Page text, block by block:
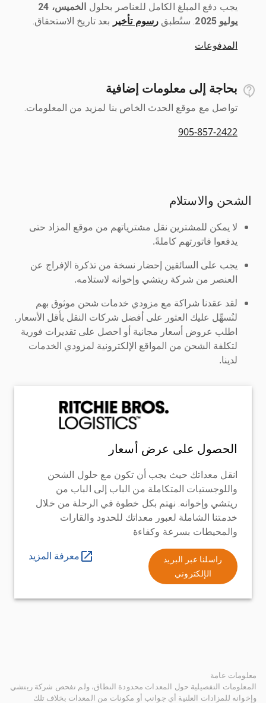
يجب دفع المبلغ الكامل للعناصر بحلول ‎
الخميس، 24
يوليو 2025
رسوم تأخير بعد تاريخ الاستحقاق.
المدفوعات
بحاجة إلى معلومات إضافية
تواصل مع موقع الحدث الخاص بنا لمزيد من المعلومات.
905-857-2422
الشحن والاستلام
لا يمكن للمشترين نقل مشترياتهم من موقع المزاد حتى
يدفعوا فاتورتهم كاملةً.
يجب على السائقين إحضار نسخة من تذكرة الإفراج عن
العنصر من شركة ريتشي وإخوانه لاستلامه.
لقد عقدنا شراكة مع مزودي خدمات شحن موثوق بهم
لنُسهِّل عليك العثور على أفضل شركات النقل بأقل الأسعار.
اطلب عروض أسعار مجانية أو احصل على تقديرات فورية
لتكلفة الشحن من المواقع الإلكترونية لمزودي الخدمات
لدينا.
الحصول على عرض أسعار
انقل معداتك حيث يجب أن تكون مع حلول الشحن
واللوجستيات المتكاملة من الباب إلى الباب من
ريتشي وإخوانه. نهتم بكل خطوة في الرحلة من خلال
خدمتنا الشاملة لعبور معداتك للحدود والقارات
والمحيطات بسرعة وكفاءة
راسلنا عبر البريد
الإلكتروني
معرفة المزيد
معلومات عامة
المعلومات التفصيلية حول المعدات محدودة النطاق، ولم تفحص شركة ريتشي
وإخوانه للمزادات العلنية أي جوانب أو مكونات من المعدات بخلاف تلك